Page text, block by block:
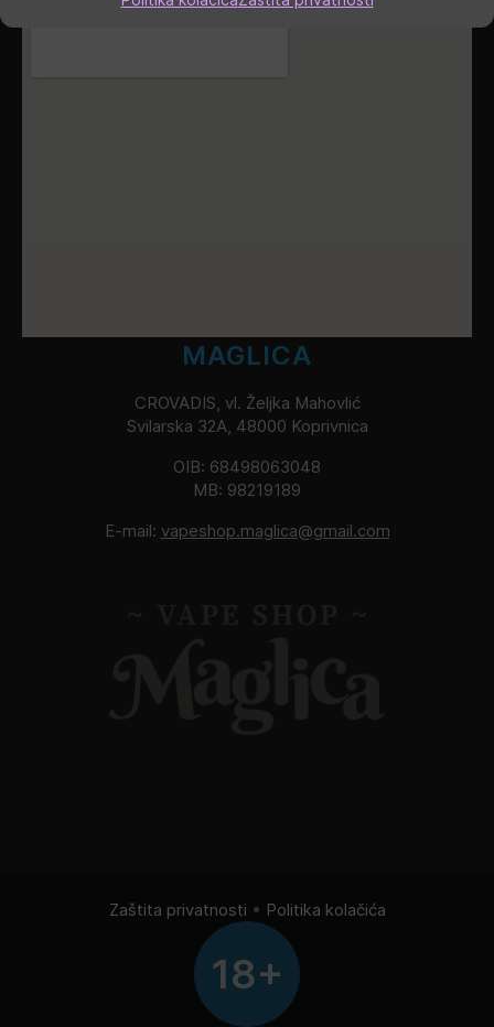
MAGLICA
CROVADIS, vl. Željka Mahovlić
Svilarska 32A, 48000 Koprivnica
OIB: 68498063048
MB: 98219189
E-mail: vapeshop.maglica@gmail.com
Zaštita privatnosti • Politika kolačića
18+